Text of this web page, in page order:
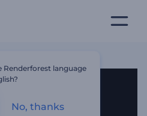
Renderforest language
No, thanks